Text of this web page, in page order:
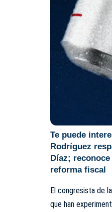
Te puede
Rodríguez
Díaz;
reforma fiscal
El congresista de
que han